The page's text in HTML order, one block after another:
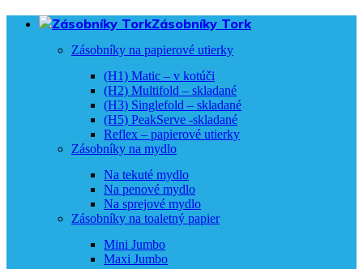
Zásobníky Tork
Zásobníky na papierové utierky
(H1) Matic – v kotúči
(H2) Multifold – skladané
(H3) Singlefold – skladané
(H5) PeakServe -skladané
Reflex – papierové utierky
Zásobníky na mydlo
Na tekuté mydlo
Na penové mydlo
Na sprejové mydlo
Zásobníky na toaletný papier
Mini Jumbo
Maxi Jumbo